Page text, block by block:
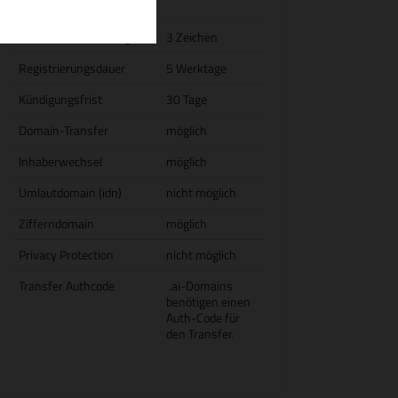
3 Zeichen
Registrierungsdauer
5 Werktage
Kündigungsfrist
30 Tage
Domain-Transfer
möglich
Inhaberwechsel
möglich
Umlautdomain (idn)
nicht möglich
Zifferndomain
möglich
Privacy Protection
nicht möglich
Transfer Authcode
.ai-Domains
benötigen einen
Auth-Code für
den Transfer.